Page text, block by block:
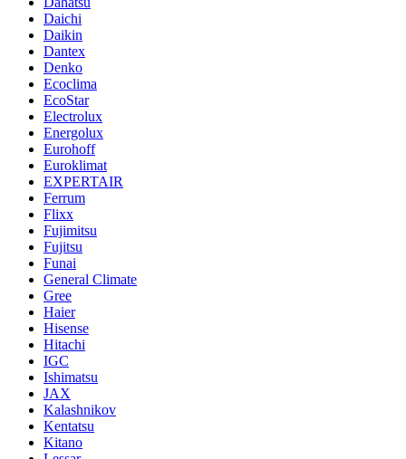
Daichi
Daikin
Dantex
Denko
Ecoclima
EcoStar
Electrolux
Energolux
Eurohoff
Euroklimat
EXPERTAIR
Ferrum
Flixx
Fujimitsu
Fujitsu
Funai
General Climate
Gree
Haier
Hisense
Hitachi
IGC
Ishimatsu
JAX
Kalashnikov
Kentatsu
Kitano